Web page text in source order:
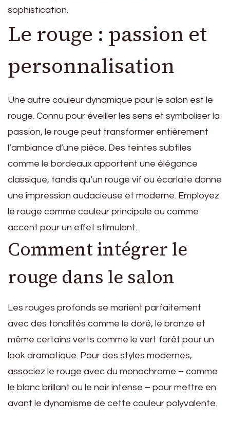
sophistication.
Le rouge : passion et
personnalisation
Une autre couleur dynamique pour le salon est le
rouge. Connu pour éveiller les sens et symboliser la
passion, le rouge peut transformer entièrement
l’ambiance d’une pièce. Des teintes subtiles
comme le bordeaux apportent une élégance
classique, tandis qu’un rouge vif ou écarlate donne
une impression audacieuse et moderne. Employez
le rouge comme couleur principale ou comme
accent pour un effet stimulant.
Comment intégrer le
rouge dans le salon
Les rouges profonds se marient parfaitement
avec des tonalités comme le doré, le bronze et
même certains verts comme le vert forêt pour un
look dramatique. Pour des styles modernes,
associez le rouge avec du monochrome – comme
le blanc brillant ou le noir intense – pour mettre en
avant le dynamisme de cette couleur polyvalente.